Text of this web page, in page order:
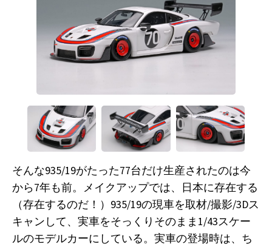
そんな935/19がたった77台だけ生産されたのは今
から7年も前。メイクアップでは、日本に存在する
（存在するのだ！）935/19の現車を取材/撮影/3Dス
キャンして、実車をそっくりそのまま1/43スケー
ルのモデルカーにしている。実車の登場時は、ち